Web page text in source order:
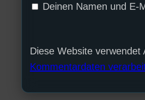
Deinen Namen und E-
Diese Website
Kommentardaten